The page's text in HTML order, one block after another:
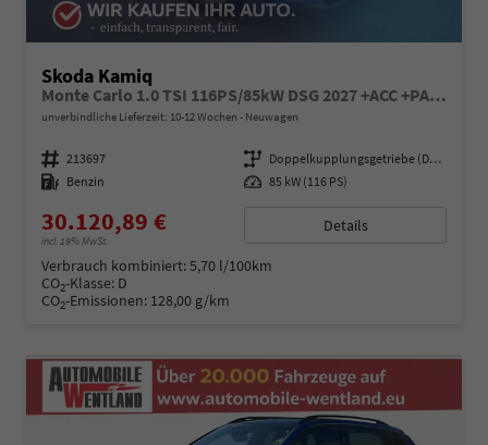
Skoda Kamiq
Monte Carlo 1.0 TSI 116PS/85kW DSG 2027 +ACC +PANO +MATRIX +17" ALU
unverbindliche Lieferzeit: 10-12 Wochen Neuwagen
Fahrzeugnummer 213697 Getriebe
Doppelkupplungsgetriebe (DSG)
Kraftstoff Benzin Leistung 85 kW (116 PS)
30.120,89 €
incl. 19% MwSt.
Details
Verbrauch kombiniert:5,70 l/100km
CO2-Klasse: D
CO2-Emissionen: 128,00 g/km